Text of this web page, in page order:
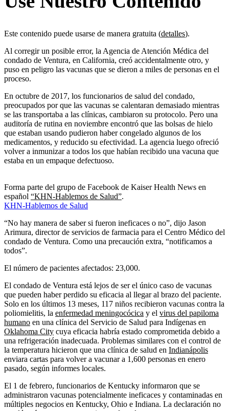
Este contenido puede usarse de manera gratuita (detalles).
Al corregir un posible error, la Agencia de Atención Médica del
condado de Ventura, en California, creó accidentalmente otro, y
puso en peligro las vacunas que se dieron a miles de personas en el
proceso.
En octubre de 2017, los funcionarios de salud del condado,
preocupados por que las vacunas se calentaran demasiado mientras
se las transportaba a las clínicas, cambiaron su protocolo. Pero una
auditoría de rutina en noviembre encontró que las bolsas de hielo
que estaban usando pudieron haber congelado algunos de los
medicamentos, y reducido su efectividad. La agencia luego ofreció
volver a inmunizar a todos los que habían recibido una vacuna que
estaba en un empaque defectuoso.
Forma parte del grupo de Facebook de Kaiser Health News en
español “KHN-Hablemos de Salud”.
KHN-Hablemos de Salud
“No hay manera de saber si fueron ineficaces o no”, dijo Jason
Arimura, director de servicios de farmacia para el Centro Médico del
condado de Ventura. Como una precaución extra, “notificamos a
todos”.
El número de pacientes afectados: 23,000.
El condado de Ventura está lejos de ser el único caso de vacunas
que pueden haber perdido su eficacia al llegar al brazo del paciente.
Solo en los últimos 13 meses, 117 niños recibieron vacunas contra la
poliomielitis, la enfermedad meningocócica y el virus del papiloma
humano en una clínica del Servicio de Salud para Indígenas en
Oklahoma City cuya eficacia habría estado comprometida debido a
una refrigeración inadecuada. Problemas similares con el control de
la temperatura hicieron que una clínica de salud en Indianápolis
enviara cartas para volver a vacunar a 1,600 personas en enero
pasado, según informes locales.
El 1 de febrero, funcionarios de Kentucky informaron que se
administraron vacunas potencialmente ineficaces y contaminadas en
múltiples negocios en Kentucky, Ohio e Indiana. La declaración no